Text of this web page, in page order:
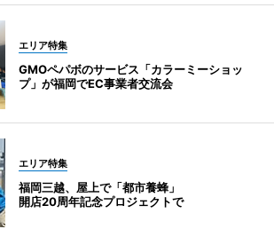
エリア特集
GMOペパボのサービス「カラーミーショッ
プ」が福岡でEC事業者交流会
エリア特集
福岡三越、屋上で「都市養蜂」
開店20周年記念プロジェクトで